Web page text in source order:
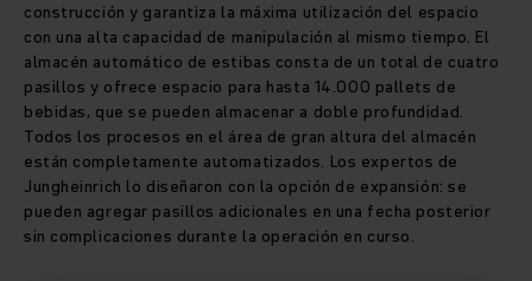
construcción y garantiza la máxima utilización del espacio
con una alta capacidad de manipulación al mismo tiempo. El
almacén automático de estibas consta de un total de cuatro
pasillos y ofrece espacio para hasta 14.000 pallets de
bebidas, que se pueden almacenar a doble profundidad.
Todos los procesos en el área de gran altura del almacén
están completamente automatizados. Los expertos de
Jungheinrich lo diseñaron con la opción de expansión: se
pueden agregar pasillos adicionales en una fecha posterior
sin complicaciones durante la operación en curso.